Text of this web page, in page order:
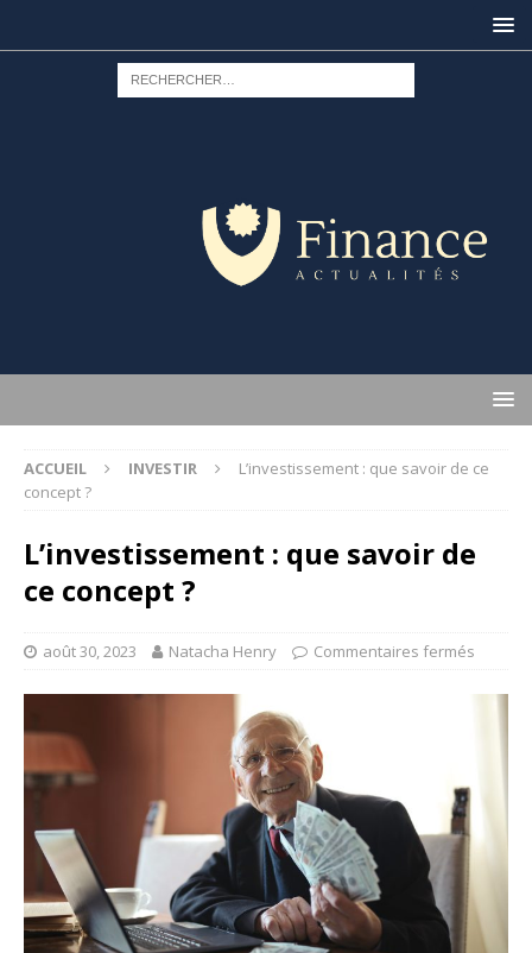
ACCUEIL INVESTIR
L’investissement : que savoir de ce
concept ?
L’investissement : que savoir de
ce concept ?
août 30, 2023 Natacha Henry Commentaires fermés